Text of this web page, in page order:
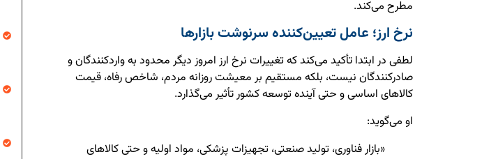
مطرح می‌کند.
نرخ ارز؛ عامل تعیین‌کننده سرنوشت بازارها
لطفی در ابتدا تأکید می‌کند که تغییرات نرخ ارز امروز دیگر محدود به واردکنندگان و
صادرکنندگان نیست، بلکه مستقیم بر معیشت روزانه مردم، شاخص رفاه، قیمت
کالاهای اساسی و حتی آینده توسعه کشور تأثیر می‌گذارد.
او می‌گوید:
«بازار فناوری، تولید صنعتی، تجهیزات پزشکی، مواد اولیه و حتی کالاهای